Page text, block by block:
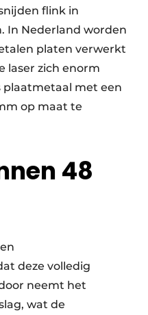
flink in
In Nederland worden
platen verwerkt
laser zich enorm
plaatmetaal met een
op maat te
48
deze volledig
neemt het
wat de